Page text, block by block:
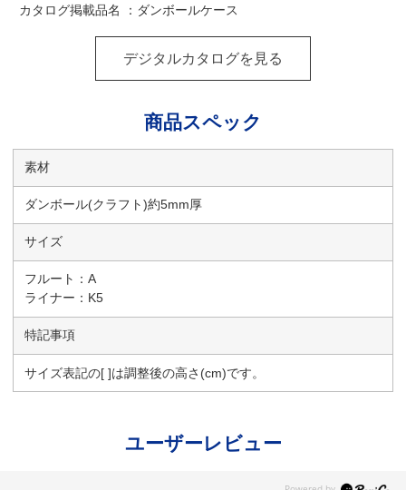
カタログ掲載品名 ：ダンボールケース
デジタルカタログを見る
商品スペック
素材
ダンボール(クラフト)約5mm厚
サイズ
フルート：A
ライナー：K5
特記事項
サイズ表記の[ ]は調整後の高さ(cm)です。
ユーザーレビュー